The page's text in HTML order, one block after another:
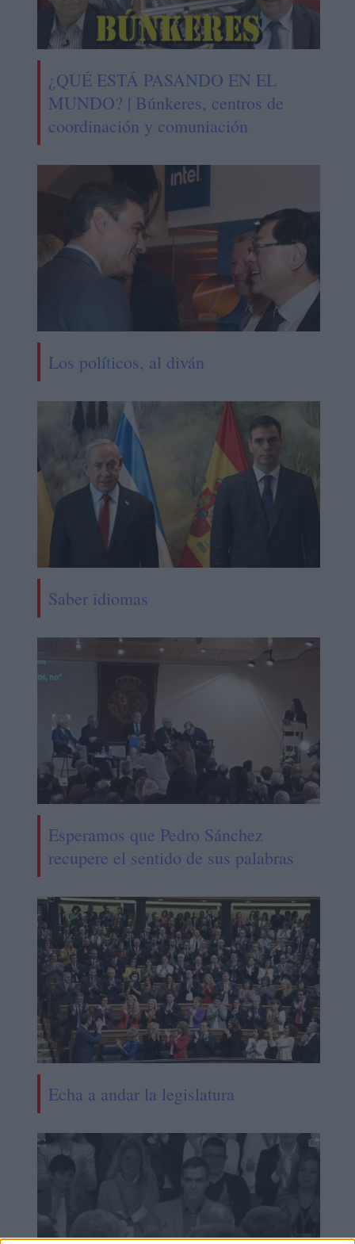
¿QUÉ ESTÁ PASANDO EN EL
MUNDO? | Búnkeres, centros de
coordinación y comuniación
Los políticos, al diván
Saber idiomas
Esperamos que Pedro Sánchez
recupere el sentido de sus palabras
Echa a andar la legislatura